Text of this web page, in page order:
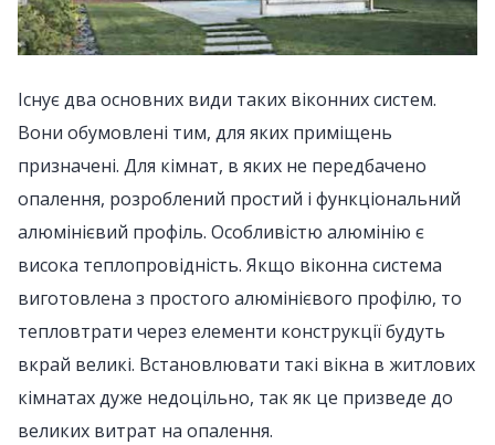
Існує два основних види таких віконних систем.
Вони обумовлені тим, для яких приміщень
призначені. Для кімнат, в яких не передбачено
опалення, розроблений простий і функціональний
алюмінієвий профіль. Особливістю алюмінію є
висока теплопровідність. Якщо віконна система
виготовлена з простого алюмінієвого профілю, то
тепловтрати через елементи конструкції будуть
вкрай великі. Встановлювати такі вікна в житлових
кімнатах дуже недоцільно, так як це призведе до
великих витрат на опалення.